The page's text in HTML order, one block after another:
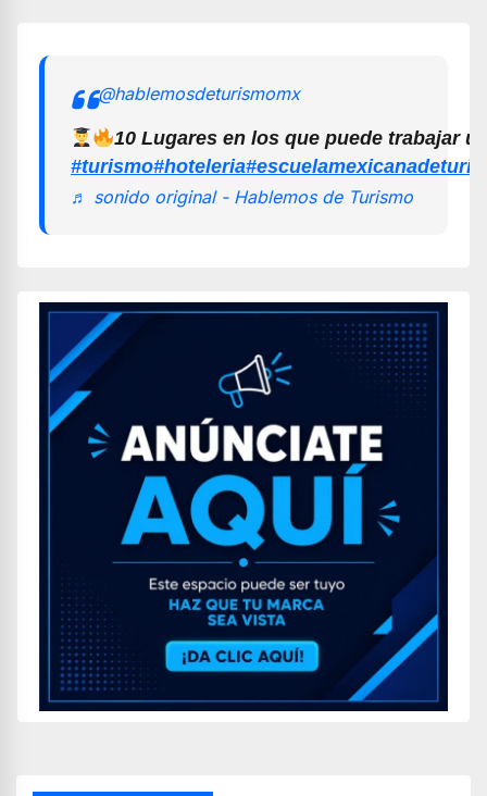
@hablemosdeturismomx
10 Lugares en los que puede trabajar
#turismo#hoteleria
♬ sonido original - Hablemos de Turismo